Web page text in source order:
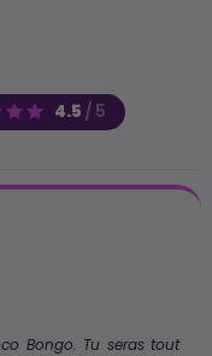
4.5 / 5
Bongo. Tu seras tout